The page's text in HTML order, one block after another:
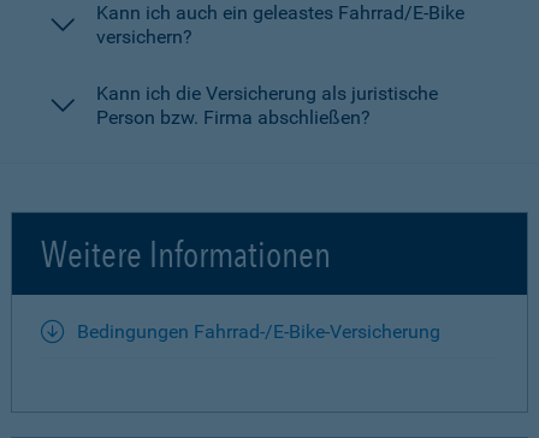
Kann ich auch ein geleastes Fahrrad/E-Bike
versichern?
Kann ich die Versicherung als juristische
Person bzw. Firma abschließen?
Weitere Informationen
Bedingungen Fahrrad-/E-Bike-Versicherung